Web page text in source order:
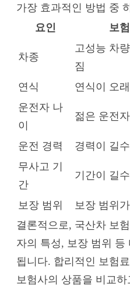
가장 효과적인 방법 중
요인
보
차종
고성능 차
짐
연식
연식이 오
운전자 나
이
젊은 운전
운전 경력
경력이 길
무사고 기
간
기간이 길
보장 범위
보장 범위
결론적으로, 국산차 보
자의 특성, 보장 범위 등
됩니다. 합리적인 보험
보험사의 상품을 비교